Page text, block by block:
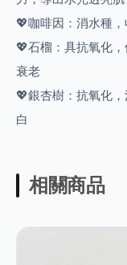
💖咖啡因：消水種
💖石榴：具抗氧化
衰老
💖銀杏樹：抗氧化
白
相關商品